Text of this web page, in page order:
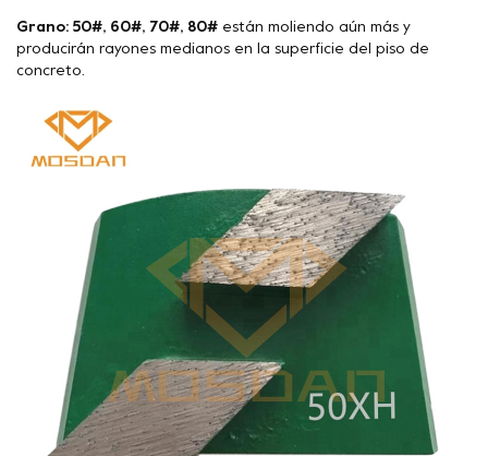
Grano: 50#, 60#, 70#, 80# están moliendo aún más y
producirán rayones medianos en la superficie del piso de
concreto.